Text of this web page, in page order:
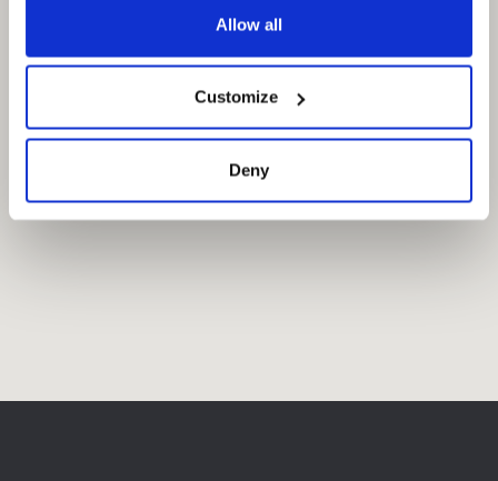
Allow all
Customize
Deny